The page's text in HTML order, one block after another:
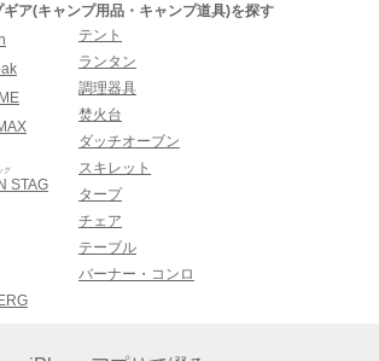
ギア(キャンプ用品・キャンプ道具)を探す
STAG
グ
テント
ランタン
調理器具
焚火台
ダッチオーブン
スキレット
タープ
チェア
テーブル
バーナー・コンロ